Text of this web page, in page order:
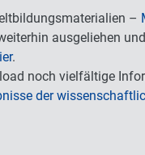
–
ausgeliehen
.
noch vielfältige
der